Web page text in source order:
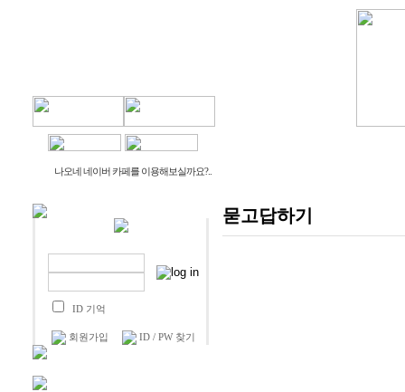
나오네 네이버 카페를 이용해보실까요?..
ID 기억
회원가입 ID / PW 찾기
묻고답하기